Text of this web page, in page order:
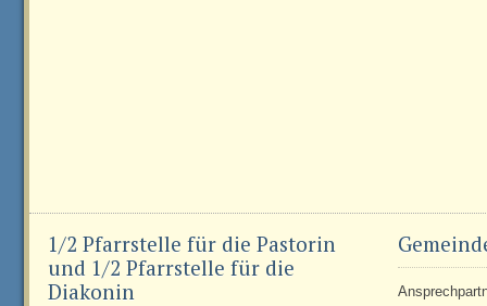
1/2 Pfarrstelle für die Pastorin
und 1/2 Pfarrstelle für die
Diakonin